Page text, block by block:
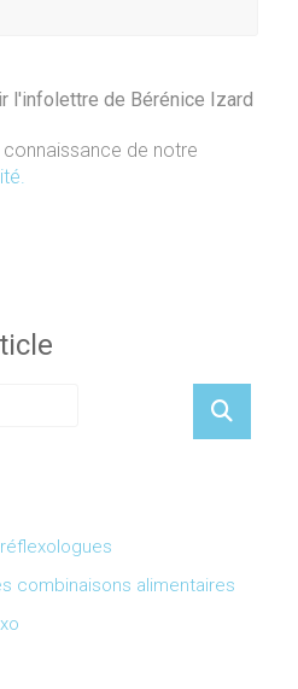
l'infolettre de Bérénice Izard
de notre
.
combinaisons alimentaires